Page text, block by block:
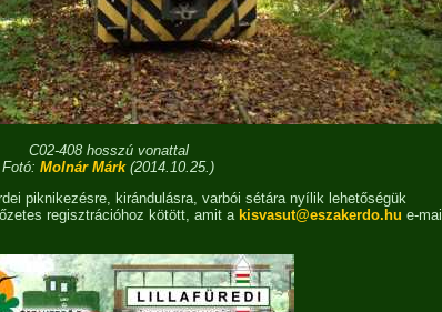
C02-408 hosszú vonattal
Fotó: Molnár Márk(2014.10.25.)
piknikezésre, kirándulásra, varbói sétára nyílik lehetőségük
regisztrációhoz kötött, amit a kisvasut@eszakerdo.hu e-mail